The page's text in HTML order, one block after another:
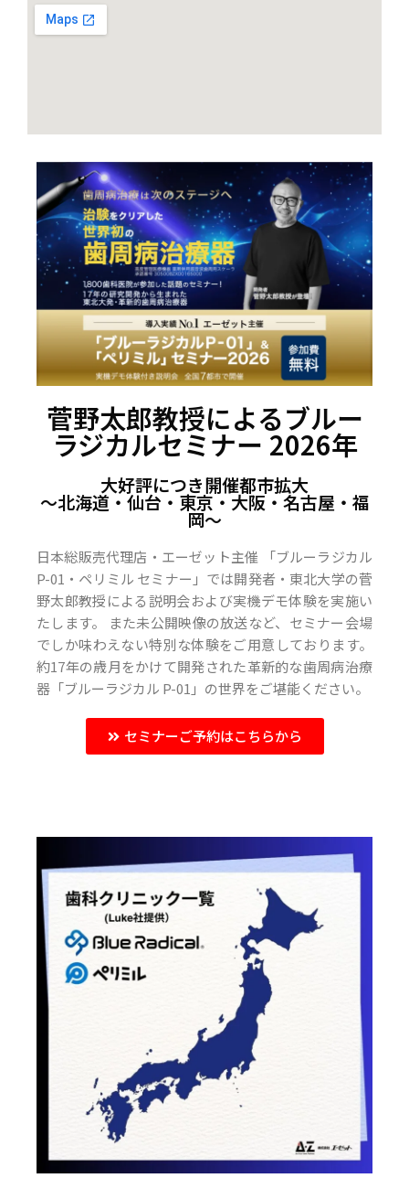
菅野太郎教授によるブルー
ラジカルセミナー 2026年
大好評につき開催都市拡大
〜北海道・仙台・東京・大阪・名古屋・福
岡〜
日本総販売代理店・エーゼット主催 「ブルーラジカル
P-01・ペリミル セミナー」では開発者・東北大学の菅
野太郎教授による説明会および実機デモ体験を実施い
たします。 また未公開映像の放送など、セミナー会場
でしか味わえない特別な体験をご用意しております。
約17年の歳月をかけて開発された革新的な歯周病治療
器「ブルーラジカル P-01」の世界をご堪能ください。
セミナーご予約はこちらから